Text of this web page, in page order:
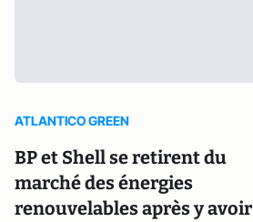
ATLANTICO GREEN
BP et Shell se retirent du
marché des énergies
renouvelables après y avoir